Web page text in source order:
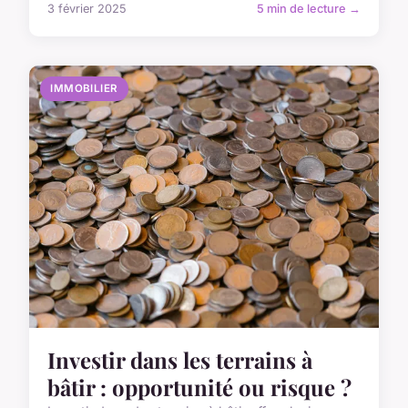
3 février 2025 5 min de lecture →
IMMOBILIER
Investir dans les terrains à
bâtir : opportunité ou risque ?